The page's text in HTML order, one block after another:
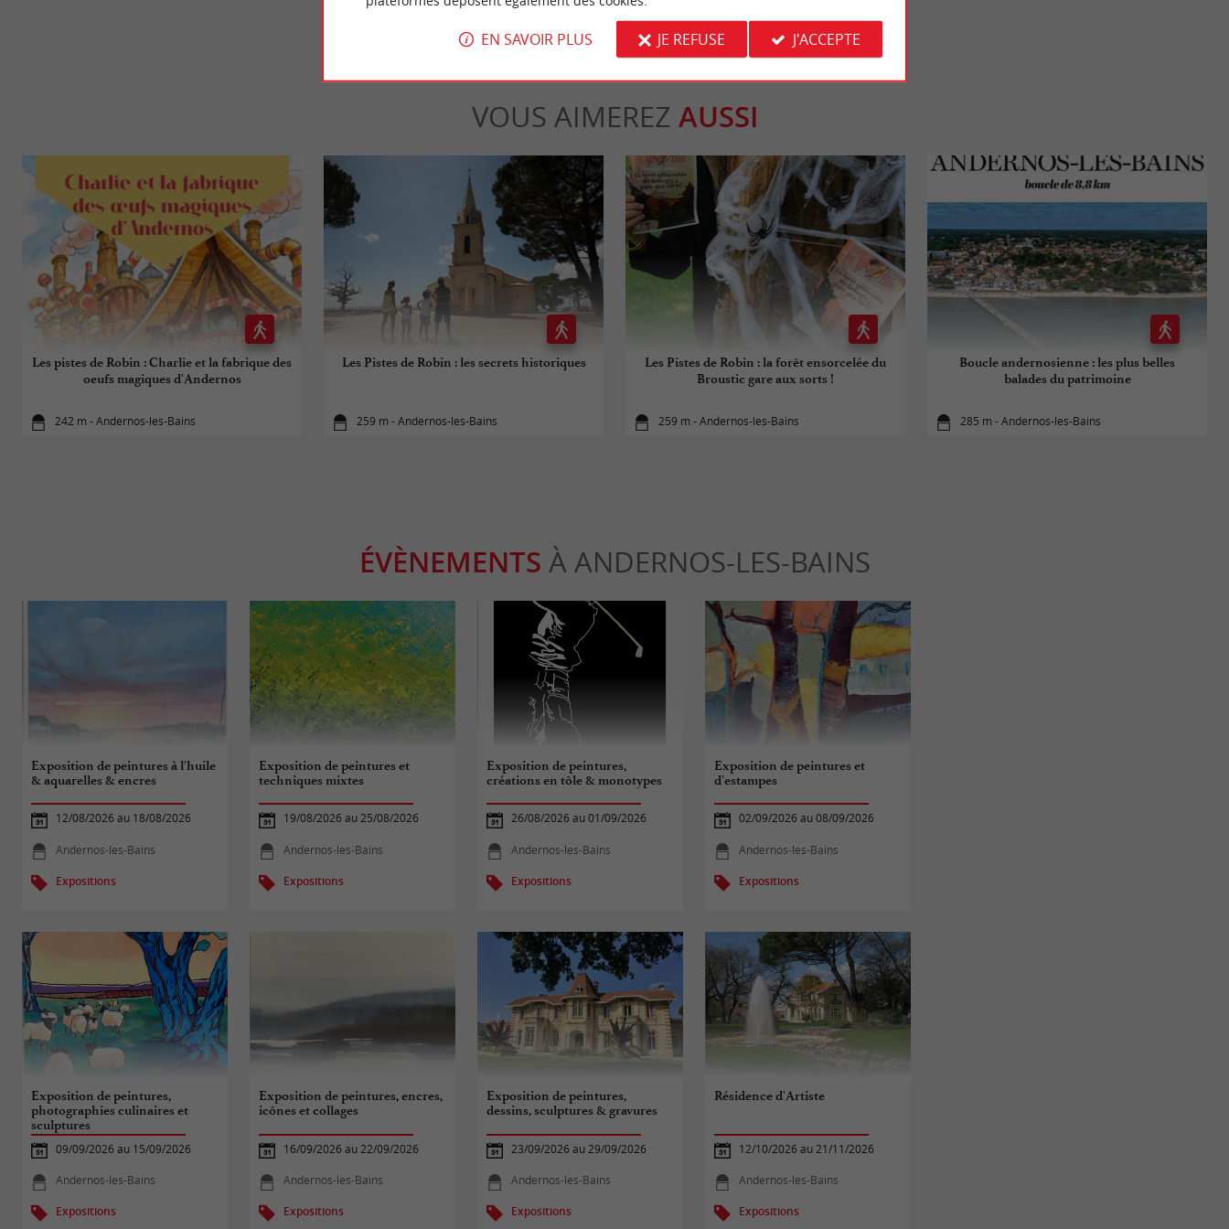
VOUS AIMEREZ AUSSI
Les pistes de Robin : Charlie et la fabrique des
oeufs magiques d'Andernos
242 m - Andernos-les-Bains
Les Pistes de Robin : les secrets historiques
259 m - Andernos-les-Bains
Les Pistes de Robin : la forêt ensorcelée du
Broustic gare aux sorts !
259 m - Andernos-les-Bains
Boucle andernosienne : les plus belles
balades du patrimoine
285 m - Andernos-les-Bains
ÉVÈNEMENTS À ANDERNOS-LES-BAINS
Exposition de peintures à l'huile
& aquarelles & encres
12/08/2026 au 18/08/2026
Andernos-les-Bains
Expositions
Exposition de peintures et
techniques mixtes
19/08/2026 au 25/08/2026
Andernos-les-Bains
Expositions
Exposition de peintures,
créations en tôle & monotypes
26/08/2026 au 01/09/2026
Andernos-les-Bains
Expositions
Exposition de peintures et
d'estampes
02/09/2026 au 08/09/2026
Andernos-les-Bains
Expositions
Exposition de peintures,
photographies culinaires et
sculptures
09/09/2026 au 15/09/2026
Andernos-les-Bains
Expositions
Exposition de peintures, encres,
icônes et collages
16/09/2026 au 22/09/2026
Andernos-les-Bains
Expositions
Exposition de peintures,
dessins, sculptures & gravures
23/09/2026 au 29/09/2026
Andernos-les-Bains
Expositions
Résidence d'Artiste
12/10/2026 au 21/11/2026
Andernos-les-Bains
Expositions
EN SAVOIR PLUS JE REFUSE J'ACCEPTE